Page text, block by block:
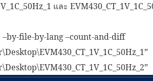
และ
–by-file-by-lang –count-and-diff